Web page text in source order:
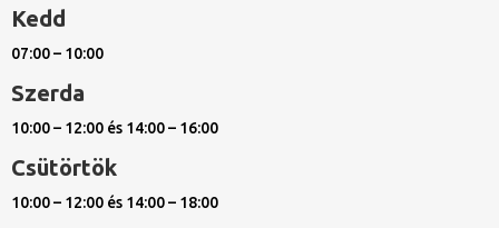
Kedd
07:00 – 10:00
Szerda
10:00 – 12:00 és 14:00 – 16:00
Csütörtök
10:00 – 12:00 és 14:00 – 18:00